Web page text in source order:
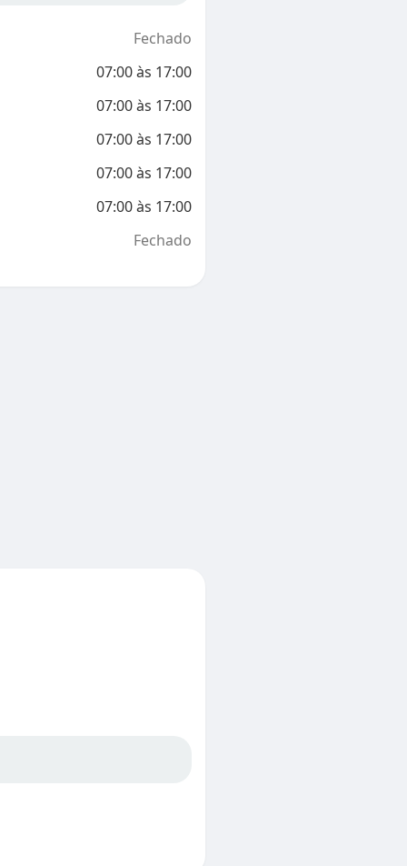
Fechado
07:00às 17:00
07:00às 17:00
07:00às 17:00
07:00às 17:00
07:00às 17:00
Fechado